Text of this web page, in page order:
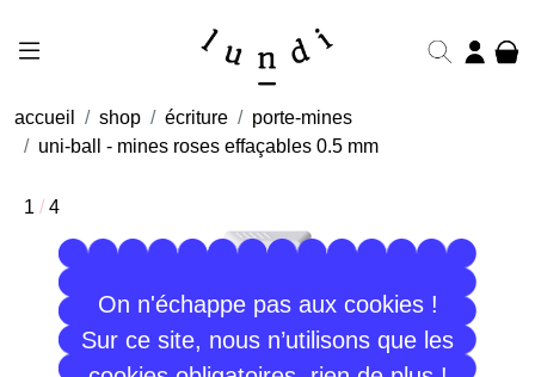
On n'échappe pas aux cookies !
Sur ce site, nous n’utilisons que les
accueil shop écriture
porte-mines
uni-ball - mines roses effaçables 0.5 mm
1 / 4